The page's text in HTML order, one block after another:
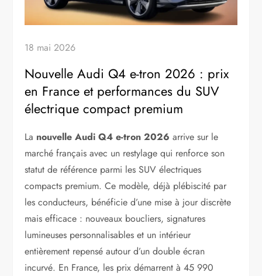
18 mai 2026
Nouvelle Audi Q4 e-tron 2026 : prix
en France et performances du SUV
électrique compact premium
La nouvelle Audi Q4 e-tron 2026 arrive sur le
marché français avec un restylage qui renforce son
statut de référence parmi les SUV électriques
compacts premium. Ce modèle, déjà plébiscité par
les conducteurs, bénéficie d’une mise à jour discrète
mais efficace : nouveaux boucliers, signatures
lumineuses personnalisables et un intérieur
entièrement repensé autour d’un double écran
incurvé. En France, les prix démarrent à 45 990